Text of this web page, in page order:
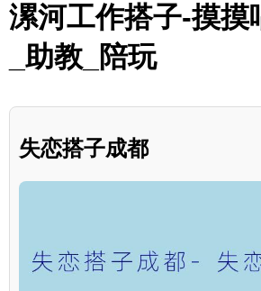
漯河工作搭子-摸摸
_助教_陪玩
失恋搭子成都